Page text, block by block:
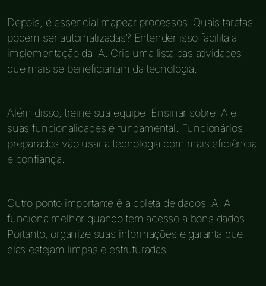
Depois, é essencial mapear processos. Quais tarefas
podem ser automatizadas? Entender isso facilita a
implementação da IA. Crie uma lista das atividades
que mais se beneficiariam da tecnologia.
Além disso, treine sua equipe. Ensinar sobre IA e
suas funcionalidades é fundamental. Funcionários
preparados vão usar a tecnologia com mais eficiência
e confiança.
Outro ponto importante é a coleta de dados. A IA
funciona melhor quando tem acesso a bons dados.
Portanto, organize suas informações e garanta que
elas estejam limpas e estruturadas.